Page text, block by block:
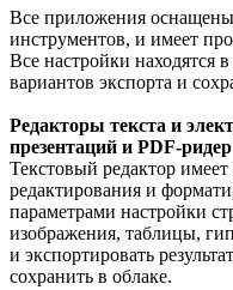
Все приложения
инструментов, и имеет
Все настройки находятся
вариантов экспорта и
Редакторы текста и
презентаций и PDF-ридер
Текстовый редактор
редактирования и
параметрами настройки
изображения, таблицы,
и экспортировать
сохранить в облаке.